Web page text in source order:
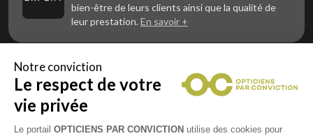
bien-être de leurs clients ainsi que la qualité de
leur prestation. En savoir +
Vous êtes un professionnel de la vue et
vous souhaitez nous rejoindre ?
Contactez Alliance Optic, la centrale d’achats et
d’accompagnement des opticiens indépendants
Notre conviction
Le respect de votre
vie privée
Le portail OPTICIENS PAR CONVICTION utilise des cookies pour